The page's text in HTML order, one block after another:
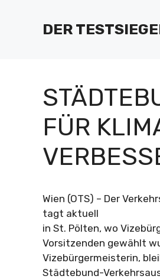
DER
FÜR
Wien (OTS) – Der
tagt aktuell
in St. Pölten, wo
Vorsitzenden gewählt
Vizebürgermeisterin,
Städtebund-